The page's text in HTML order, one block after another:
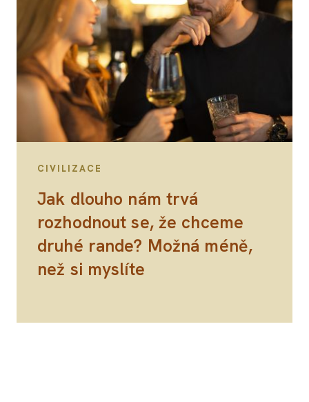
CIVILIZACE
Jak dlouho nám trvá
rozhodnout se, že chceme
druhé rande? Možná méně,
než si myslíte